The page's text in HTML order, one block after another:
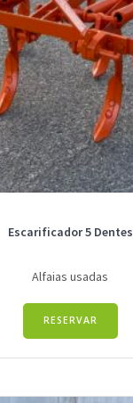
Escarificador 5 Dentes
Alfaias usadas
RESERVAR